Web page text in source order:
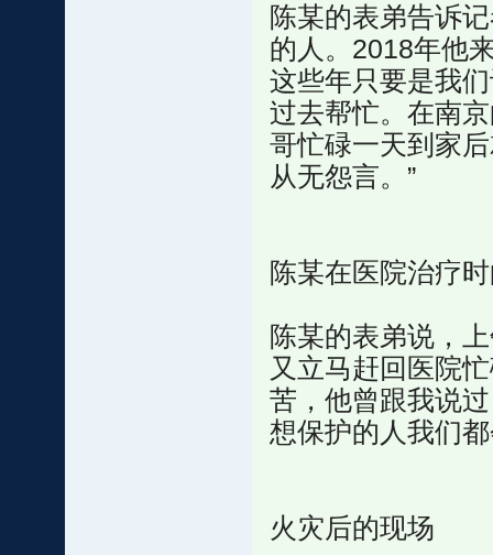
陈某的表弟告诉
的人。2018年他
这些年只要是我
过去帮忙。在南
哥忙碌一天到家
从无怨言。”
陈某在医院治疗
陈某的表弟说，
又立马赶回医院
苦，他曾跟我说
想保护的人我们
火灾后的现场